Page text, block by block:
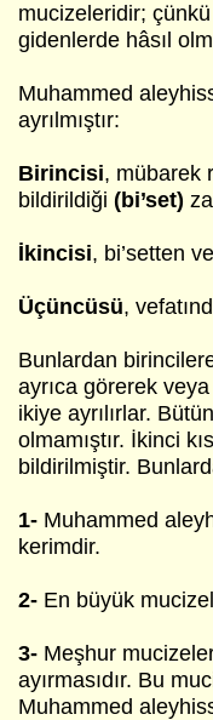
mucizeleridir;
gidenlerde hâsıl
Muhammed
ayrılmıştır:
Birincisi, mübarek
bildirildiği (bi’set)
İkincisi, bi’setten
Üçüncüsü,
Bunlardan
ayrıca görerek
ikiye ayrılırlar.
olmamıştır. İkinci
bildirilmiştir.
1- Muhammed
kerimdir.
2- En büyük
3- Meşhur
ayırmasıdır. Bu
Muhammed